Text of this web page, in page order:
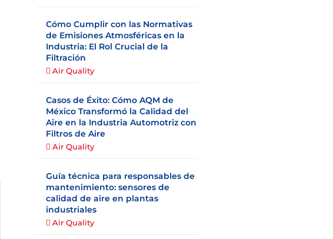
Cómo Cumplir con las Normativas
de Emisiones Atmosféricas en la
Industria: El Rol Crucial de la
Filtración
Air Quality
Casos de Éxito: Cómo AQM de
México Transformó la Calidad del
Aire en la Industria Automotriz con
Filtros de Aire
Air Quality
Guía técnica para responsables de
mantenimiento: sensores de
calidad de aire en plantas
industriales
Air Quality